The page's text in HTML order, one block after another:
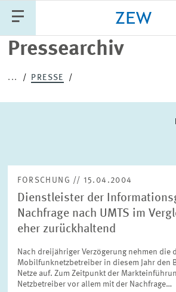
Pressearchiv
... PRESSE
FORSCHUNG // 15.04.2004
Dienstleister der
Nachfrage nach UMTS im
eher zurückhaltend
Nach dreijähriger Verzögerung nehmen die
Mobilfunknetzbetreiber in diesem Jahr den
Netze auf. Zum Zeitpunkt der
Netzbetreiber vor allem mit der Nachfrage…